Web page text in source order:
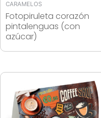
CARAMELOS
Fotopiruleta corazón
pintalenguas (con
azúcar)